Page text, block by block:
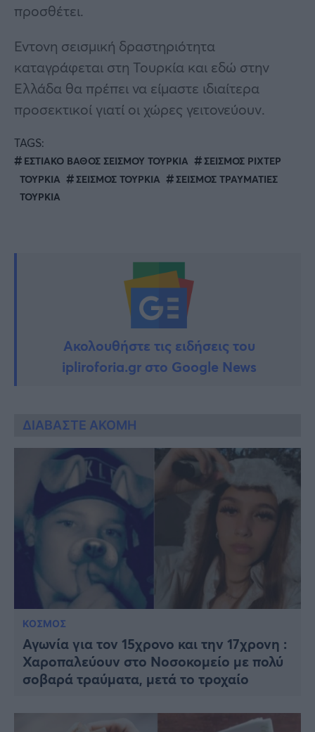
προσθέτει.
Εντονη σεισμική δραστηριότητα
καταγράφεται στη Τουρκία και εδώ στην
Ελλάδα θα πρέπει να είμαστε ιδιαίτερα
προσεκτικοί γιατί οι χώρες γειτονεύουν.
TAGS:
ΕΣΤΙΑΚΟ ΒΑΘΟΣ ΣΕΙΣΜΟΥ ΤΟΥΡΚΙΑ
ΣΕΙΣΜΟΣ ΡΙΧΤΕΡ
ΤΟΥΡΚΙΑ
ΣΕΙΣΜΟΣ ΤΟΥΡΚΙΑ
ΣΕΙΣΜΟΣ ΤΡΑΥΜΑΤΙΕΣ
ΤΟΥΡΚΙΑ
Ακολουθήστε τις ειδήσεις του
ipliroforia.gr στο Google News
ΔΙΑΒΑΣΤΕ ΑΚΟΜΗ
ΚΟΣΜΟΣ
Αγωνία για τον 15χρονο και την 17χρονη :
Χαροπαλεύουν στο Νοσοκομείο με πολύ
σοβαρά τραύματα, μετά το τροχαίο